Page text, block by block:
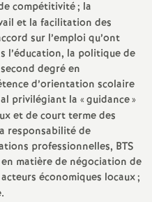
n
e
m
e
n
compétitivité; la
et la facilitation des
sur l’emploi qu’ont
l’éducation, la politique de
degré en
d’orientation scolaire
privilégiant la «guidance»
et de court terme des
responsabilité de
professionnelles, BTS
matière de négociation de
économiques locaux;